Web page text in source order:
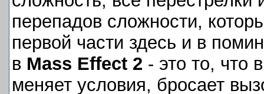
перепадов сложности,
первой части здесь и в
в Mass Effect 2 - это то, что
меняет условия, бросает